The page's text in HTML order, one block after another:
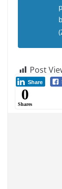
Post
Share
0
Shares